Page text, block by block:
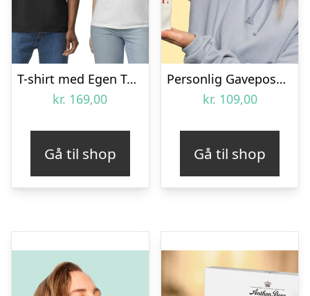
T-shirt med Egen Tekst i Collegestil
kr. 169,00
Gå til shop
Personlig Gavepose til vin med Fotohjerte & Tekst
kr. 109,00
Gå til shop